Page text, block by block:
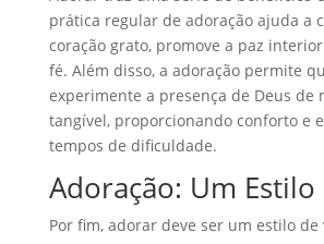
prática regular de adoração ajuda a
coração grato, promove a paz
fé. Além disso, a adoração permite
experimente a presença de Deus de
tangível, proporcionando conforto e
tempos de dificuldade.
Adoração: Um Estilo
Por fim, adorar deve ser um estilo de